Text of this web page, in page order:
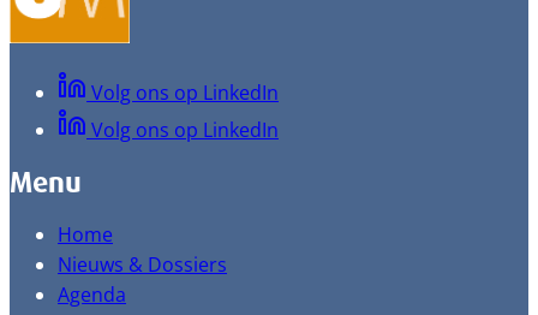
Volg ons op LinkedIn
Volg ons op LinkedIn
Menu
Home
Nieuws & Dossiers
Agenda